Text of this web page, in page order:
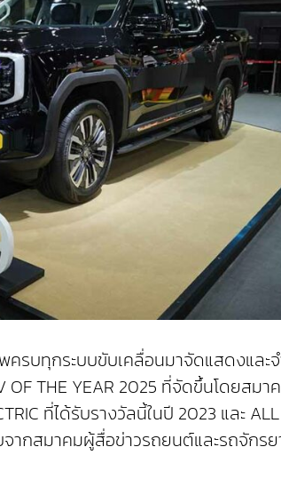
บทุกระบบขับเคลื่อนมาจัดแสดงและ
OF THE YEAR 2025 ที่จัดขึ้นโดย
ที่ได้รับรางวัลนี้ในปี 2023 และ
จากสมาคมผู้สื่อข่าวรถยนต์และรถจั